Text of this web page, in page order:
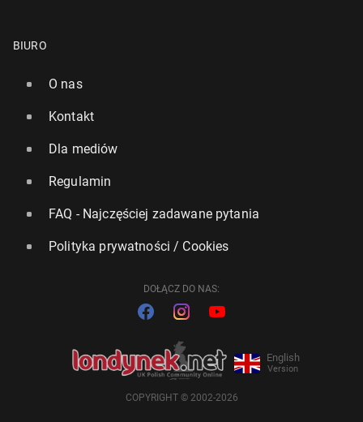
BIURO
O nas
Kontakt
Dla mediów
Regulamin
FAQ - Najczęściej zadawane pytania
Polityka prywatności / Cookies
DOŁĄCZ DO NAS:
English
Version
COPYRIGHT © 2002-2026